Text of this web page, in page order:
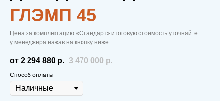
ГЛЭМП 45
Цена за комплектацию «Стандарт» итоговую стоимость уточняйте
у менеджера нажав на кнопку ниже
от 2 294 880 р. 3 470 000 р.
Способ оплаты